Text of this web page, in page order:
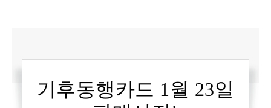
기후동행카드 1월 23일